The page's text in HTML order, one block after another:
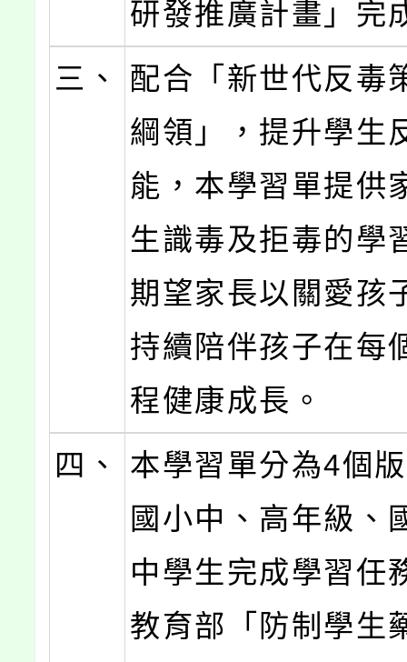
研發推廣計畫」完
三、
配合「新世代反毒
綱領」，提升學生
能，本學習單提供
生識毒及拒毒的學
期望家長以關愛孩
持續陪伴孩子在每
程健康成長。
四、
本學習單分為4個
國小中、高年級、
中學生完成學習任
教育部「防制學生